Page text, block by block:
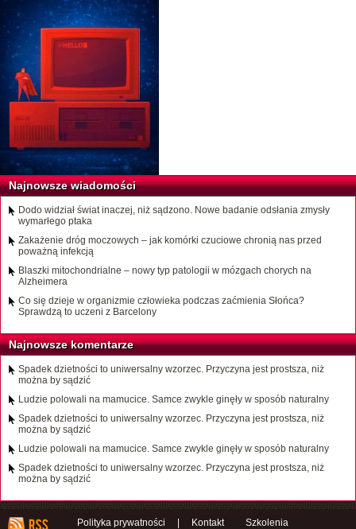
Najnowsze wiadomości
Dodo widział świat inaczej, niż sądzono. Nowe badanie odsłania zmysły
wymarłego ptaka
Zakażenie dróg moczowych – jak komórki czuciowe chronią nas przed
poważną infekcją
Blaszki mitochondrialne – nowy typ patologii w mózgach chorych na
Alzheimera
Co się dzieje w organizmie człowieka podczas zaćmienia Słońca?
Sprawdzą to uczeni z Barcelony
Najnowsze komentarze
Spadek dzietności to uniwersalny wzorzec. Przyczyna jest prostsza, niż
można by sądzić
Ludzie polowali na mamucice. Samce zwykle ginęły w sposób naturalny
Spadek dzietności to uniwersalny wzorzec. Przyczyna jest prostsza, niż
można by sądzić
Ludzie polowali na mamucice. Samce zwykle ginęły w sposób naturalny
Spadek dzietności to uniwersalny wzorzec. Przyczyna jest prostsza, niż
można by sądzić
Polityka prywatności Kontakt
Szkolenia